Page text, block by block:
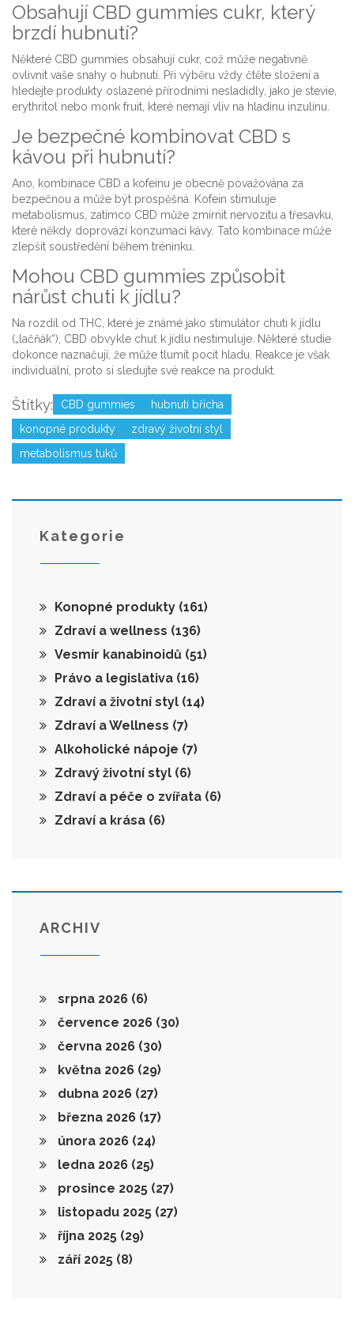
Obsahují CBD gummies cukr, který
brzdí hubnutí?
Některé CBD gummies obsahují cukr, což může negativně
ovlivnit vaše snahy o hubnutí. Při výběru vždy čtěte složení a
hledejte produkty oslazené přírodními nesladidly, jako je stevie,
erythritol nebo monk fruit, které nemají vliv na hladinu inzulínu.
Je bezpečné kombinovat CBD s
kávou při hubnutí?
Ano, kombinace CBD a kofeinu je obecně považována za
bezpečnou a může být prospěšná. Kofein stimuluje
metabolismus, zatímco CBD může zmírnit nervozitu a třesavku,
které někdy doprovází konzumaci kávy. Tato kombinace může
zlepšit soustředění během tréninku.
Mohou CBD gummies způsobit
nárůst chuti k jídlu?
Na rozdíl od THC, které je známé jako stimulátor chuti k jídlu
(„lačňák“), CBD obvykle chuť k jídlu nestimuluje. Některé studie
dokonce naznačují, že může tlumit pocit hladu. Reakce je však
individuální, proto si sledujte své reakce na produkt.
Štítky: CBD gummies
hubnutí břicha
konopné produkty
zdravý životní styl
metabolismus tuků
Kategorie
Konopné produkty (161)
Zdraví a wellness (136)
Vesmír kanabinoidů (51)
Právo a legislativa (16)
Zdraví a životní styl (14)
Zdraví a Wellness (7)
Alkoholické nápoje (7)
Zdravý životní styl (6)
Zdraví a péče o zvířata (6)
Zdraví a krása (6)
ARCHIV
srpna 2026 (6)
července 2026 (30)
června 2026 (30)
května 2026 (29)
dubna 2026 (27)
března 2026 (17)
února 2026 (24)
ledna 2026 (25)
prosince 2025 (27)
listopadu 2025 (27)
října 2025 (29)
září 2025 (8)